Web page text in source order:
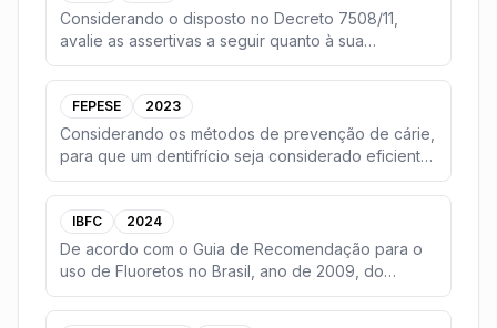
Considerando o disposto no Decreto 7508/11,
avalie as assertivas a seguir quanto à sua
veracidade.(...
FEPESE 2023
Considerando os métodos de prevenção de cárie,
para que um dentifrício seja considerado eficiente,
e...
IBFC 2024
De acordo com o Guia de Recomendação para o
uso de Fluoretos no Brasil, ano de 2009, do
Ministério d...